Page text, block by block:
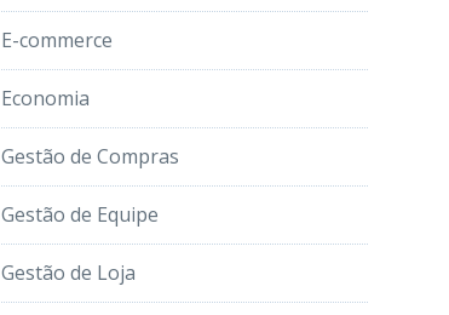
E-commerce
Economia
Gestão de Compras
Gestão de Equipe
Gestão de Loja